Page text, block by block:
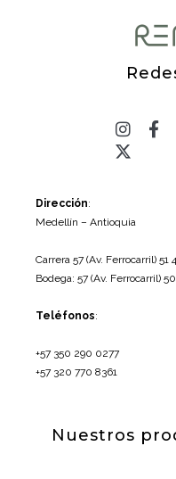
f
X-
twitter
Dirección:
Medellín – Antioquia
Carrera 57 (Av. Ferrocarril) 51
Bodega: 57 (Av. Ferrocarril)
Teléfonos:
+57 350 290 0277
+57 320 770 8361
Nuestros